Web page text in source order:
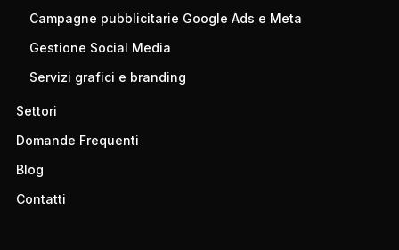
Campagne pubblicitarie Google Ads e Meta
Gestione Social Media
Servizi grafici e branding
Settori
Domande Frequenti
Blog
Contatti